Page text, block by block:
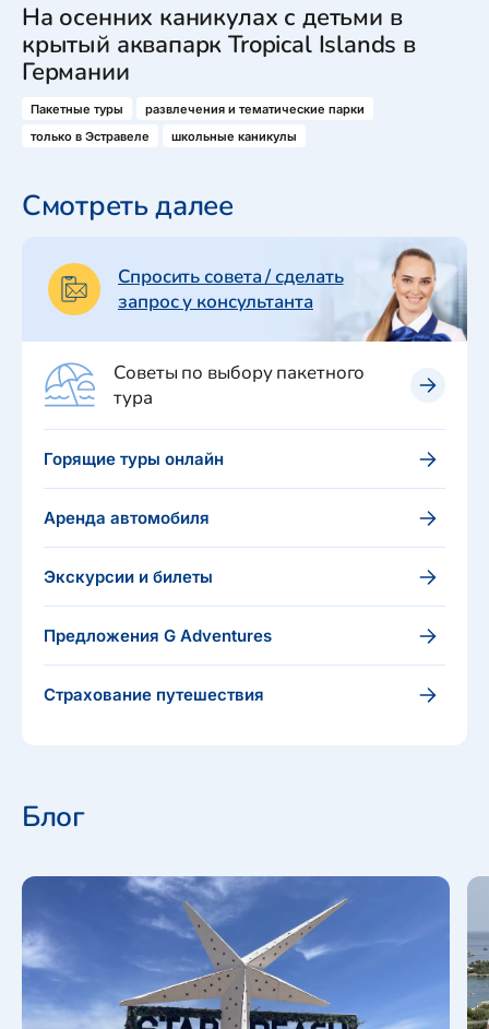
На осенних каникулах с детьми в
крытый аквапарк Tropical Islands в
Германии
Пакетные туры
развлечения и тематические парки
только в Эстравеле
школьные каникулы
Смотреть далее
Спросить совета / сделать
запрос у консультанта
Советы по выбору пакетного
тура
Горящие туры онлайн
Аренда автомобиля
Экскурсии и билеты
Предложения G Adventures
Страхование путешествия
Блог